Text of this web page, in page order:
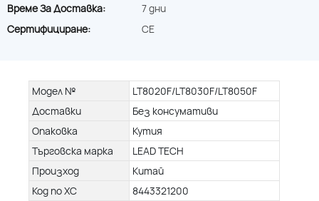
Време За Доставка:
7 дни
Сертифициране:
CE
Модел №
LT8020F/LT8030F/LT8050F
Доставки
Без консумативи
Опаковка
Кутия
Търговска марка
LEAD TECH
Произход
Китай
Код по ХС
8443321200